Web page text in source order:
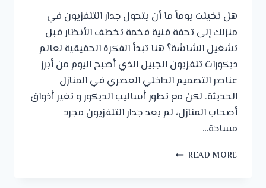
هل تخيلت يوماً ما أن يتحول جدار التلفزيون في
منزلك إلى تحفة فنية فخمة تخطف الأنظار قبل
تشغيل الشاشة؟ هنا تبدأ الفكرة الحقيقية لعالم
ديكورات تلفزيون الجبيل الذي أصبح اليوم من أبرز
عناصر التصميم الداخلي العصري في المنازل
الحديثة. لكن مع تطور أساليب الديكور و تغير أذواق
أصحاب المنازل، لم يعد جدار التلفزيون مجرد
مساحة…
READ MOREديكورات